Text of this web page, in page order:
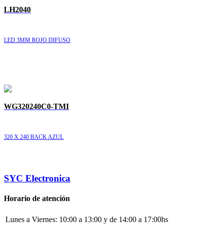
LH2040
LED 3MM ROJO DIFUSO
WG320240C0-TMI
320 X 240 BACK AZUL
SYC Electronica
Horario de atención
Lunes a Viernes: 10:00 a 13:00 y de 14:00 a 17:00hs